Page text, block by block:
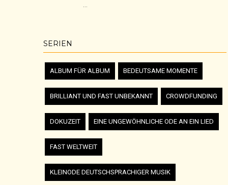
...
SERIEN
ALBUM FÜR ALBUM BEDEUTSAME MOMENTE
BRILLIANT UND FAST UNBEKANNT CROWDFUNDING
DOKUZEIT EINE UNGEWÖHNLICHE ODE AN EIN LIED
FAST WELTWEIT
KLEINODE DEUTSCHSPRACHIGER MUSIK